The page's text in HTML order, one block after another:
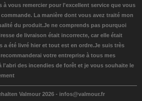
à vous remercier pour l'excellent service que vous
La manière dont vous avez traité mon
du produit.Je ne comprends pas pourquoi
de livraison était incorrecte, car elle était
a été livré hier et tout est en ordre.Je suis très
votre entreprise à tous mes
l'abri des incendies de forêt et je vous souhaite le
Valmour 2026 - infos@valmour.fr